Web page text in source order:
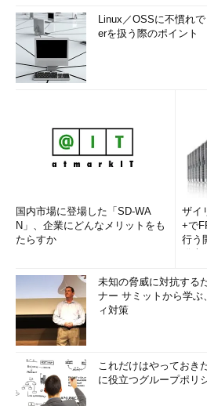
Linux／OSSに不慣れ
erを扱う際のポイント
国内市場に登場した「SD-WA
N」、企業にどんなメリットをも
たらすか
ザイ
+で
行う
未知の脅威に対抗す
ナー サミットから学ぶ
ィ対策
これだけはやっておき
に役立つグループポリ